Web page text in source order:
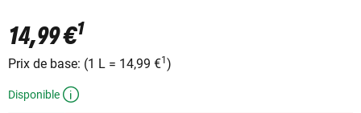
14,99 €1
Prix ​​de base: (1 L = 14,99 €1 )
Disponible